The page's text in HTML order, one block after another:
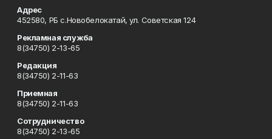
Адрес
452580, РБ с.Новобелокатай, ул. Советская 124
Рекламная служба
8(34750) 2-13-65
Редакция
8(34750) 2-11-63
Приемная
8(34750) 2-11-63
Сотрудничество
8(34750) 2-13-65